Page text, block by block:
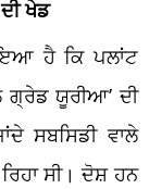
ਖੇਡ
ਹੈ ਕਿ ਪਲਾਂਟ
ਯੂਰੀਆ’ ਦੀ
ਸਬਸਿਡੀ ਵਾਲੇ
ਸੀ। ਦੋਸ਼ ਹਨ